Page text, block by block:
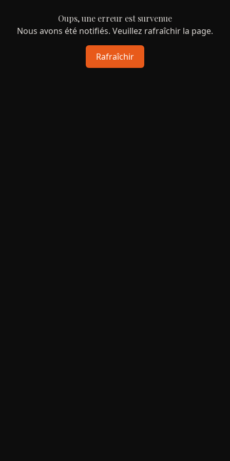
Oups, une erreur est survenue
Nous avons été notifiés. Veuillez rafraîchir la page.
Rafraîchir